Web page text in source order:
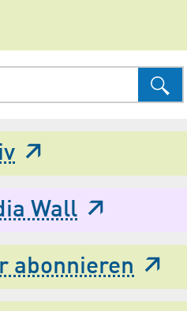
Wall
abonnieren